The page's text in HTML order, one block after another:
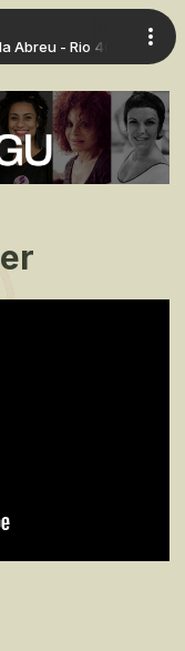
- Rio 40 Graus _